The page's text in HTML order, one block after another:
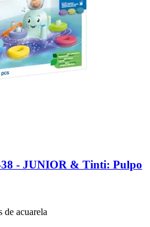
-​ JUNIOR & Tinti: Pulpo
de acuarela